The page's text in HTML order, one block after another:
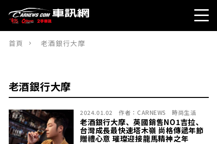
首頁 老酒銀行大摩
老酒銀行大摩
2024.01.02 作者： CARNEWS 時尚生活
老酒銀行大摩、英國銷售NO1吉拉、
台灣成長最快速塔木嶺 尚格傳遞年節
贈禮心意 璀璨迎接龍馬精神之年